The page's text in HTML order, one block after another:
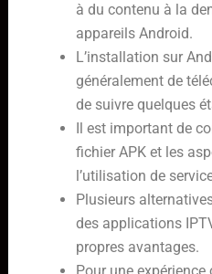
à du contenu à la
appareils Android.
L’installation sur
généralement de
de suivre quelques
Il est important de
fichier APK et les
l’utilisation de
Plusieurs
des applications
propres avantages.